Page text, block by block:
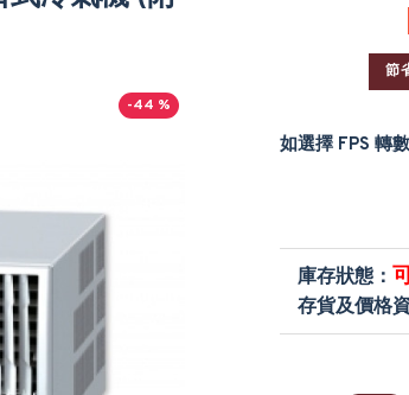
-44 %
節
如選擇 FPS 轉
庫存狀態：
存貨及價格